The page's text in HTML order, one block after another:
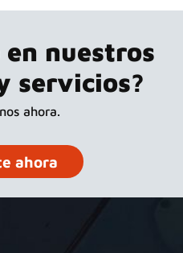
nuestros
servicios?
ahora.
ahora